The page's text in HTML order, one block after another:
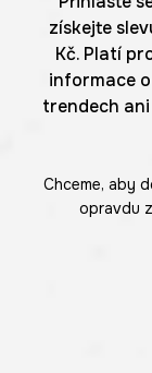
získejte
Kč. Platí
informace
trendech
Chceme, aby
opravdu